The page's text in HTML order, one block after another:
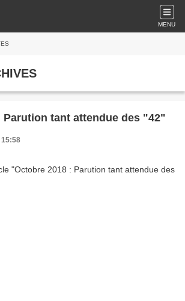
MENU
Parution tant attendue des "42"
15:58